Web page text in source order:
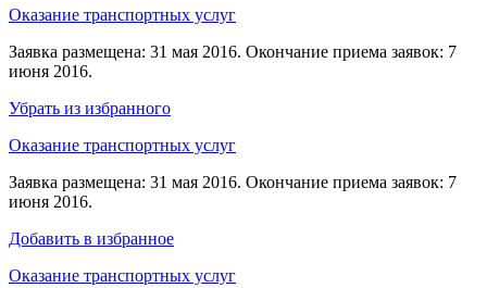
Оказание транспортных услуг
Заявка размещена: 31 мая 2016. Окончание приема заявок: 7
июня 2016.
Убрать из избранного
Оказание транспортных услуг
Заявка размещена: 31 мая 2016. Окончание приема заявок: 7
июня 2016.
Добавить в избранное
Оказание транспортных услуг